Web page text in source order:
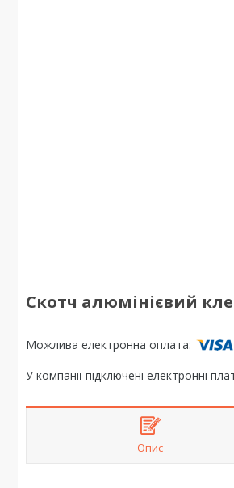
Скотч алюмінієвий
У компанії підключені електронні
Опис